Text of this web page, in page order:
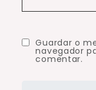
Guardar o
navegador
comentar.